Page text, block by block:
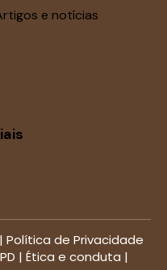
e notícias
| Política de Privacidade
| Ética e conduta |